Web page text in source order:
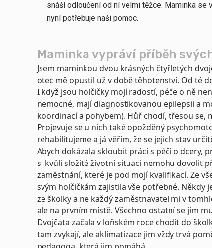
snáší odloučení od ní velmi těžce. Maminka se
nyní potřebuje naši pomoc.
Maminka vypráví příběh
Jsem maminkou dvou krásných čtyřletých
otec mě opustil už v době těhotenství. Od té
I když jsou holčičky mojí radostí, péče o ně
nemocné, mají diagnostikovanou epilepsii a
koordinací a pohybem). Hůř chodí, třesou
Projevuje se u nich také opožděný
rehabilitujeme a já věřím, že se jejich stav
Abych dokázala skloubit práci s péčí o dcery,
si kvůli složité životní situaci nemohu dovolit
zaměstnání, které je pod mojí kvalifikací. Ze
svým holčičkám zajistila vše potřebné. Někdy
ze školky a ne každý zaměstnavatel mi v
ale na prvním místě. Všechno ostatní se jim
Dvojčata začala v loňském roce chodit do
tam zvykají, ale aklimatizace jim vždy trvá